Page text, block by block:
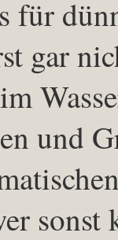
für
gar
und
sonst